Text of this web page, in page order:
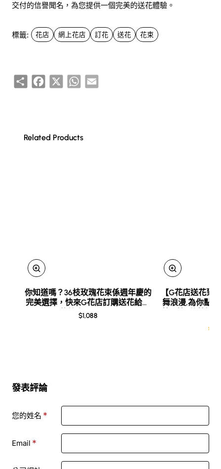
交付的信譽聞名，為您提供一個完美的送花體驗。
標籤: 花店 網上花店 訂花 送花 花束
ShareFacebook
X WhatsApp
Email
Related Products
你知道嗎？36枝玫瑰花束係週年慶的
完美選擇，快來G花店訂購送花給你
的情人！-BO301
$1,088
【G花店送花到
舞浪漫,為你點
發表評論
您的姓名
Email